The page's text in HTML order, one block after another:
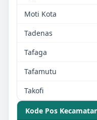
Moti Kota
Tadenas
Tafaga
Tafamutu
Takofi
Kode Pos